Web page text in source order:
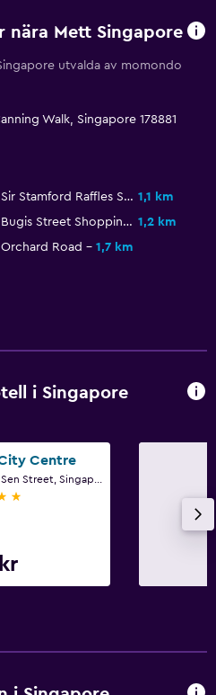
nära Mett Singapore
utvalda av momondo
Walk, Singapore 178881
Sir Stamford Raffles Statue 1,1 km
Bugis Street Shopping District 1,2 km
Orchard Road
1,7 km
i Singapore
Centre